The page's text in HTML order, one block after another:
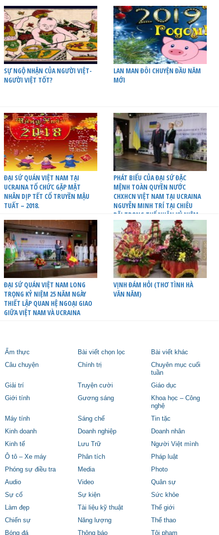
SỰ NGỘ NHẬN CỦA NGƯỜI VIỆT-
NGƯỜI VIỆT TỐT?
LAN MAN ĐÔI CHUYỆN ĐẦU NĂM
MỚI
ĐẠI SỨ QUÁN VIỆT NAM TẠI
UCRAINA TỔ CHỨC GẶP MẶT
NHÂN DỊP TẾT CỔ TRUYỀN MẬU
TUẤT – 2018.
PHÁT BIỂU CỦA ĐẠI SỨ ĐẶC
MỆNH TOÀN QUYỀN NƯỚC
CHXHCN VIỆT NAM TẠI UCRAINA
NGUYỄN MINH TRÍ TẠI CHIÊU
ĐÃI TRỌNG THỂ NHÂN KỶ NIỆM
25 NĂM THIẾT LẬP QUAN HỆ
NGOẠI GIAO GIỮA VIỆT NAM VÀ
UCRAINA
ĐẠI SỨ QUÁN VIỆT NAM LONG
TRỌNG KỶ NIỆM 25 NĂM NGÀY
THIẾT LẬP QUAN HỆ NGOẠI GIAO
GIỮA VIỆT NAM VÀ UCRAINA
VỊNH ĐÁM HỎI (THƠ TÌNH HÀ
VĂN NĂM)
Ẩm thực Bài viết chọn lọc
Bài viết khác
Câu chuyện
Chính trị
Chuyên mục cuối
tuần
Giải trí
Truyện cười
Giáo dục
Giới tính
Gương sáng
Khoa học – Công
nghệ
Máy tính
Sáng chế
Tin tặc
Kinh doanh
Doanh nghiệp
Doanh nhân
Kinh tế
Lưu Trữ
Người Việt mình
Ô tô – Xe máy
Phân tích
Pháp luật
Phóng sự điều tra
Media
Photo
Audio
Video
Quân sự
Sự cố
Sự kiện
Sức khỏe
Làm đẹp
Tài liệu kỹ thuật
Thế giới
Chiến sự
Năng lượng
Thể thao
Bóng đá
Thông báo Tội phạm